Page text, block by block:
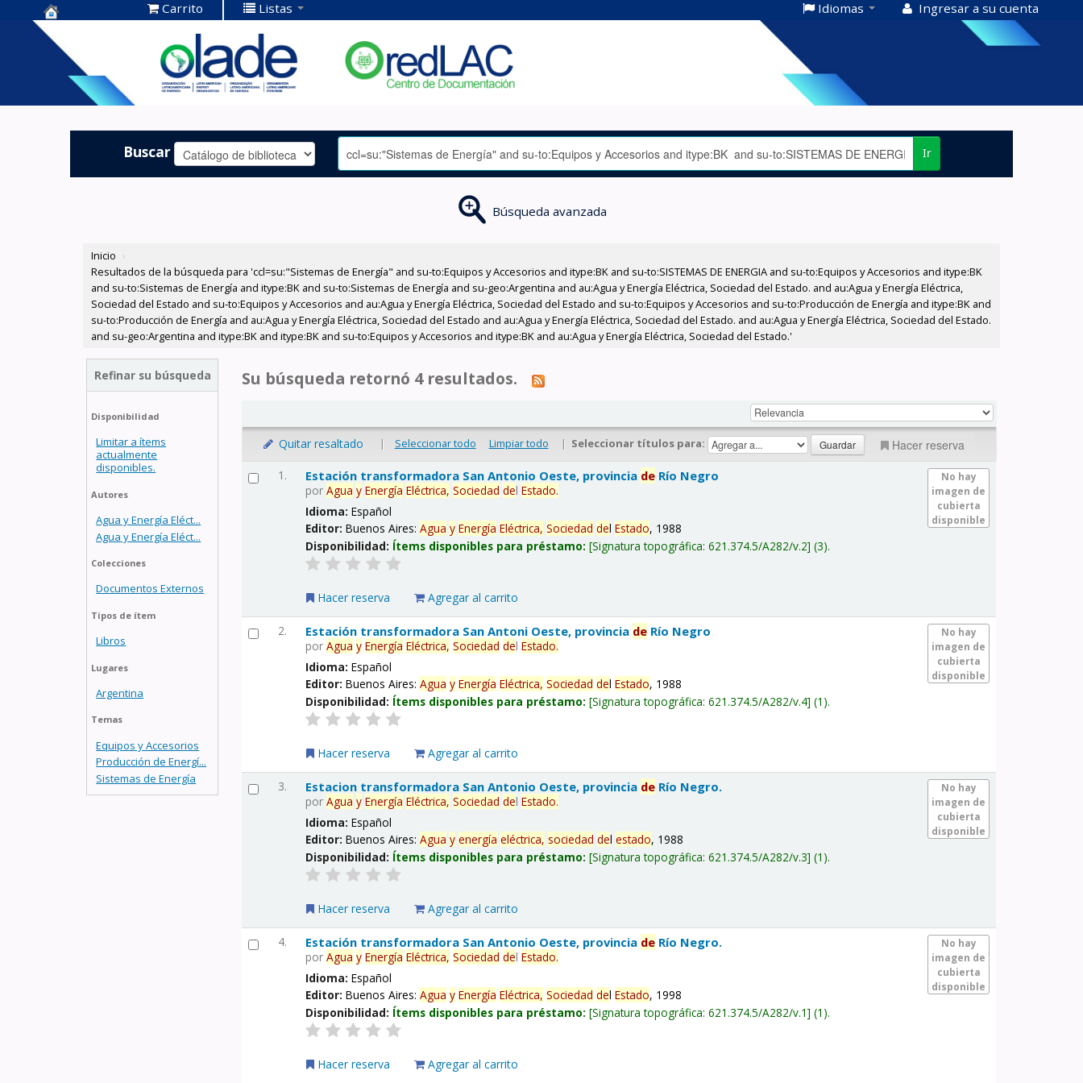
Centro de
Documentación
OLADE -
Carrito Listas Idiomas Ingresar a su cuenta
Buscar Ir
Búsqueda avanzada
Inicio ›
Resultados de la búsqueda para 'ccl=su:"Sistemas de Energía" and su-to:Equipos y Accesorios and itype:BK and su-to:SISTEMAS DE ENERGIA and su-to:Equipos y Accesorios and itype:BK
and su-to:Sistemas de Energía and itype:BK and su-to:Sistemas de Energía and su-geo:Argentina and au:Agua y Energía Eléctrica, Sociedad del Estado. and au:Agua y Energía Eléctrica,
Sociedad del Estado and su-to:Equipos y Accesorios and au:Agua y Energía Eléctrica, Sociedad del Estado and su-to:Equipos y Accesorios and su-to:Producción de Energía and itype:BK and
su-to:Producción de Energía and au:Agua y Energía Eléctrica, Sociedad del Estado and au:Agua y Energía Eléctrica, Sociedad del Estado. and au:Agua y Energía Eléctrica, Sociedad del Estado.
and su-geo:Argentina and itype:BK and itype:BK and su-to:Equipos y Accesorios and itype:BK and au:Agua y Energía Eléctrica, Sociedad del Estado.'
Refinar su búsqueda
Disponibilidad
Limitar a ítems
actualmente
disponibles.
Autores
Agua y Energía Eléct...
Agua y Energía Eléct...
Colecciones
Documentos Externos
Tipos de ítem
Libros
Lugares
Argentina
Temas
Equipos y Accesorios
Producción de Energí...
Sistemas de Energía
Su búsqueda retornó 4 resultados.
Quitar resaltado | Seleccionar todo Limpiar todo | Seleccionar títulos para: Hacer reserva
1.
No hay
imagen de
cubierta
disponible
Estación transformadora San Antonio Oeste, provincia de Río Negro
porAgua y Energía Eléctrica, Sociedad delEstado.
Idioma:Español
Editor:Buenos Aires:Agua y Energía Eléctrica, Sociedad delEstado, 1988
Disponibilidad: Ítems disponibles para préstamo: Signatura topográfica:621.374.5/A282/v.2 (3).
Hacer reserva Agregar al carrito
2.
No hay
imagen de
cubierta
disponible
Estación transformadora San Antoni Oeste, provincia de Río Negro
porAgua y Energía Eléctrica, Sociedad delEstado.
Idioma:Español
Editor:Buenos Aires:Agua y Energía Eléctrica, Sociedad delEstado, 1988
Disponibilidad: Ítems disponibles para préstamo: Signatura topográfica:621.374.5/A282/v.4 (1).
Hacer reserva Agregar al carrito
3.
No hay
imagen de
cubierta
disponible
Estacion transformadora San Antonio Oeste, provincia de Río Negro.
porAgua y Energía Eléctrica, Sociedad delEstado.
Idioma:Español
Editor:Buenos Aires:Agua y energía eléctrica, sociedad delestado, 1988
Disponibilidad: Ítems disponibles para préstamo: Signatura topográfica:621.374.5/A282/v.3 (1).
Hacer reserva Agregar al carrito
4.
No hay
imagen de
cubierta
disponible
Estación transformadora San Antonio Oeste, provincia de Río Negro.
porAgua y Energía Eléctrica, Sociedad delEstado.
Idioma:Español
Editor:Buenos Aires:Agua y Energía Eléctrica, Sociedad delEstado, 1998
Disponibilidad: Ítems disponibles para préstamo: Signatura topográfica:621.374.5/A282/v.1 (1).
Hacer reserva Agregar al carrito